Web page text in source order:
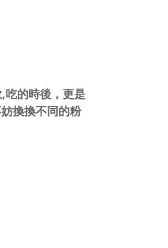
吃的時後，更是
換換不同的粉